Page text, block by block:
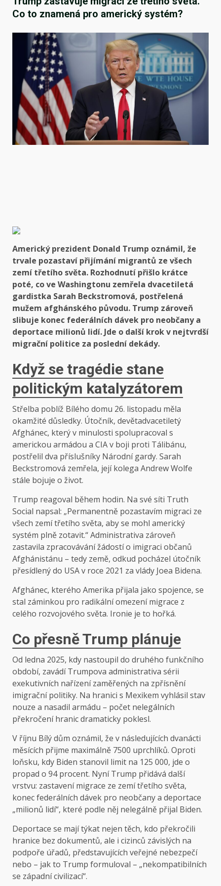
Co to znamená pro americký systém?
Americký prezident Donald Trump oznámil, že
trvale pozastaví přijímání migrantů ze všech
zemí třetího světa. Rozhodnutí přišlo krátce
poté, co ve Washingtonu zemřela dvacetiletá
gardistka Sarah Beckstromová, postřelená
mužem afghánského původu. Trump zároveň
slibuje konec federálních dávek pro neobčany a
deportace milionů lidí. Jde o další krok v nejtvrdší
migrační politice za poslední dekády.
Když se tragédie stane
politickým katalyzátorem
Střelba poblíž Bílého domu 26. listopadu měla
okamžité důsledky. Útočník, devětadvacetiletý
Afghánec, který v minulosti spolupracoval s
americkou armádou a CIA v boji proti Tálibánu,
postřelil dva příslušníky Národní gardy. Sarah
Beckstromová zemřela, její kolega Andrew Wolfe
stále bojuje o život.
Trump reagoval během hodin. Na své síti Truth
Social napsal: „Permanentně pozastavím migraci ze
všech zemí třetího světa, aby se mohl americký
systém plně zotavit.“ Administrativa zároveň
zastavila zpracovávání žádostí o imigraci občanů
Afghánistánu – tedy země, odkud pocházel útočník
přesídlený do USA v roce 2021 za vlády Joea Bidena.
Afghánec, kterého Amerika přijala jako spojence, se
stal záminkou pro radikální omezení migrace z
celého rozvojového světa. Ironie je to hořká.
Co přesně Trump plánuje
Od ledna 2025, kdy nastoupil do druhého funkčního
období, zavádí Trumpova administrativa sérii
exekutivních nařízení zaměřených na zpřísnění
imigrační politiky. Na hranici s Mexikem vyhlásil stav
nouze a nasadil armádu – počet nelegálních
překročení hranic dramaticky poklesl.
V říjnu Bílý dům oznámil, že v následujících dvanácti
měsících přijme maximálně 7500 uprchlíků. Oproti
loňsku, kdy Biden stanovil limit na 125 000, jde o
propad o 94 procent. Nyní Trump přidává další
vrstvu: zastavení migrace ze zemí třetího světa,
konec federálních dávek pro neobčany a deportace
„milionů lidí“, které podle něj nelegálně přijal Biden.
Deportace se mají týkat nejen těch, kdo překročili
hranice bez dokumentů, ale i cizinců závislých na
podpoře úřadů, představujících veřejné nebezpečí
nebo – jak to Trump formuloval – „nekompatibilních
se západní civilizací“.